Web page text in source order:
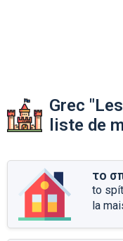
Grec
liste de
το
to
la